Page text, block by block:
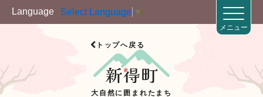
Language Select Language
トップへ戻る
大自然に囲まれたまち
メニュー